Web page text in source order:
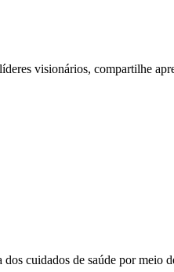
visionários, compartilhe
cuidados de saúde por